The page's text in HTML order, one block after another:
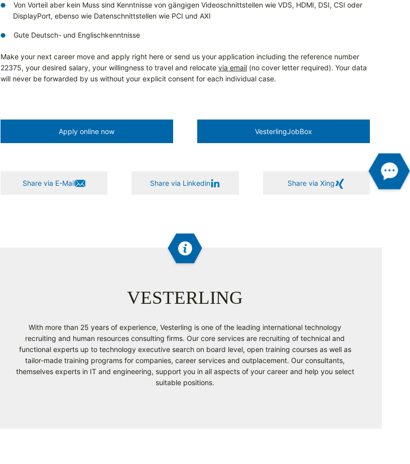
Von Vorteil aber kein Muss sind Kenntnisse von gängigen Videoschnittstellen wie VDS, HDMI, DSI, CSI oder
DisplayPort, ebenso wie Datenschnittstellen wie PCI und AXI
Gute Deutsch- und Englischkenntnisse
Make your next career move and apply right here or send us your application including the reference number
22375, your desired salary, your willingness to travel and relocate via email (no cover letter required). Your data
will never be forwarded by us without your explicit consent for each individual case.
Apply online now Vesterling­JobBox
Share via E-Mail Share via Linkedin Share via Xing
VESTERLING
With more than 25 years of experience, Vesterling is one of the leading international technology
recruiting and human resources consulting firms. Our core services are recruiting of technical and
functional experts up to technology executive search on board level, open training courses as well as
tailor-made training programs for companies, career services and outplacement. Our consultants,
themselves experts in IT and engineering, support you in all aspects of your career and help you select
suitable positions.